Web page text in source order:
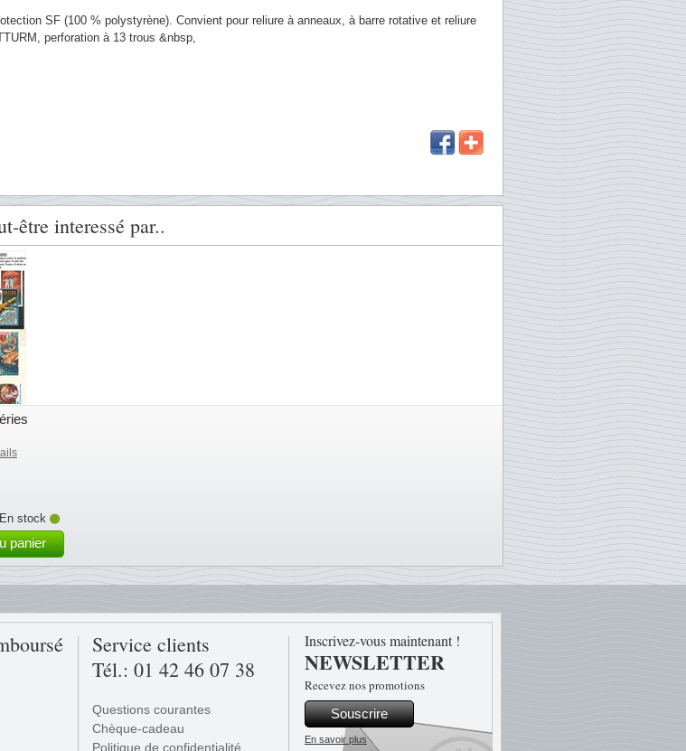
SF (100 % polystyrène). Convient pour reliure à anneaux, à barre rotative et reliure
perforation à 13 trous &nbsp,
être interessé par..
En stock
panier
Service clients
Tél.: 01 42 46 07 38
Questions courantes
Chèque-cadeau
Politique de confidentialité
Inscrivez-vous maintenant !
NEWSLETTER
Recevez nos promotions
Souscrire
En savoir plus